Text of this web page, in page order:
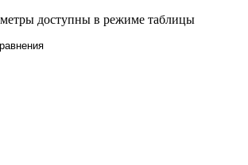
доступны в режиме таблицы